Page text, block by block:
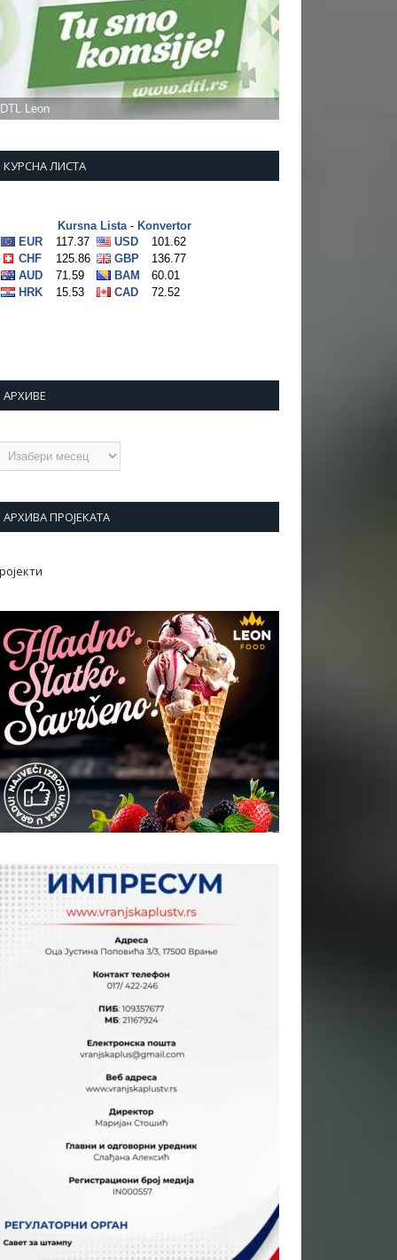
КУРСНА ЛИСТА
АРХИВЕ
АРХИВА ПРОЈЕКАТА